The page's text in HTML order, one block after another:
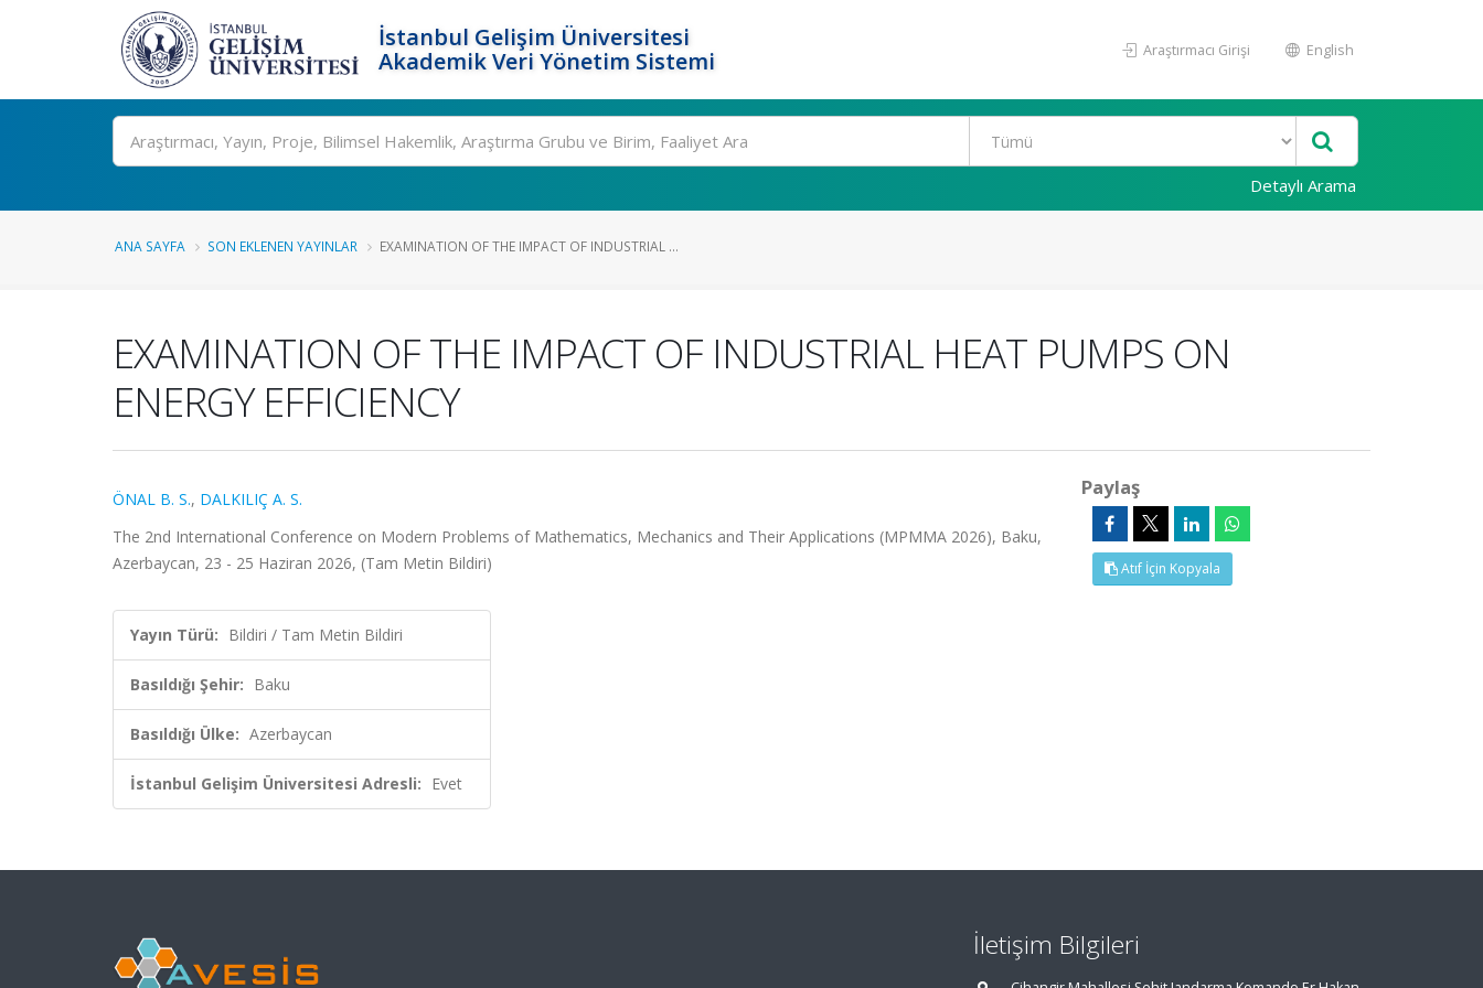
İstanbul Gelişim Üniversitesi
Akademik Veri Yönetim Sistemi
Araştırmacı Girişi English
Ara
Detaylı Arama
ANA SAYFA SON EKLENEN YAYINLAR EXAMINATION OF THE IMPACT OF INDUSTRIAL ...
EXAMINATION OF THE IMPACT OF INDUSTRIAL HEAT PUMPS ON
ENERGY EFFICIENCY
ÖNAL B. S., DALKILIÇ A. S.
The 2nd International Conference on Modern Problems of Mathematics, Mechanics and Their Applications (MPMMA 2026), Baku,
Azerbaycan, 23 - 25 Haziran 2026, (Tam Metin Bildiri)
Yayın Türü: Bildiri / Tam Metin Bildiri
Basıldığı Şehir: Baku
Basıldığı Ülke: Azerbaycan
İstanbul Gelişim Üniversitesi Adresli: Evet
Paylaş
Atıf İçin Kopyala
İletişim Bilgileri